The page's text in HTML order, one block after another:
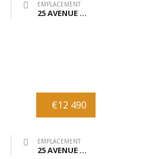
EMPLACEMENT
25 AVENUE DE BRANNE 33370 TRESSES
€12 490
EMPLACEMENT
25 AVENUE DE BRANNE 33370 TRESSES